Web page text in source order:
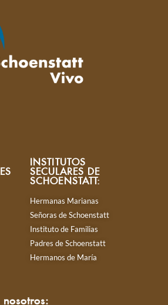
INSTITUTOS
SECULARES DE
SCHOENSTATT:
Hermanas Marianas
Señoras de Schoenstatt
Instituto de Familias
Padres de Schoenstatt
Hermanos de María
nosotros: